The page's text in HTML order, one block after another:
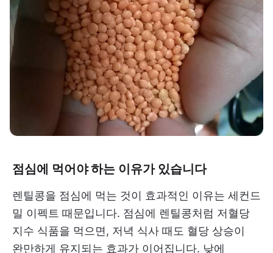
점심에 먹어야 하는 이유가 있습니다
렌틸콩을 점심에 먹는 것이 효과적인 이유는 세컨드
밀 이펙트 때문입니다. 점심에 렌틸콩처럼 저혈당
지수 식품을 먹으면, 저녁 식사 때도 혈당 상승이
완만하게 유지되는 효과가 이어집니다. 낮에